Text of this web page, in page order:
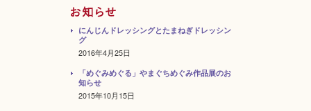
にんじんドレッシングとたまねぎドレッシン
グ
2016年4月25日
「めぐみめぐる」やまぐちめぐみ作品展のお
知らせ
2015年10月15日